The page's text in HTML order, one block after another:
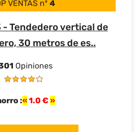
VENTAS nº 4
- Tendedero vertical de
30 metros de es..
Opiniones
: 1.0 €